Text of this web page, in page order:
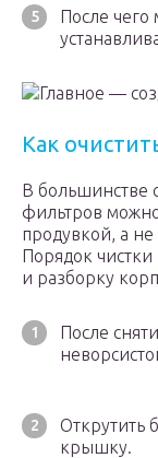
После
Главное —
Как
В большинстве
фильтров
продувкой, а
Порядок чистки
и разборку
После
Открутить
крышку.